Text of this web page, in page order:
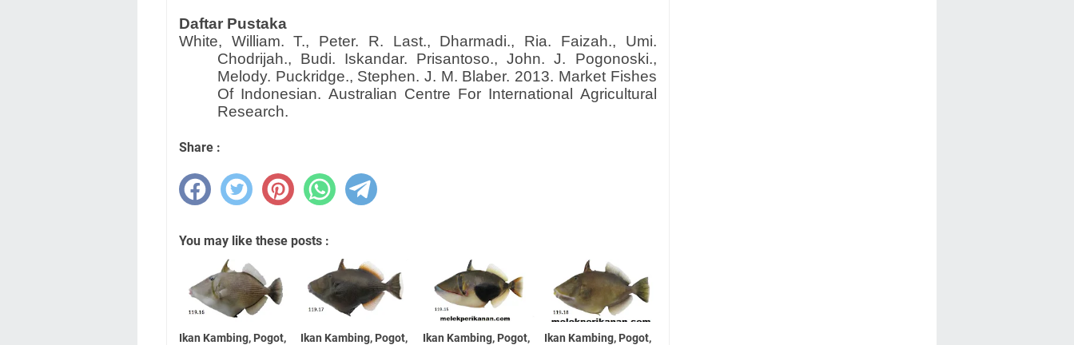
Daftar Pustaka
White, William. T., Peter. R. Last., Dharmadi., Ria. Faizah., Umi.
Chodrijah., Budi. Iskandar. Prisantoso., John. J. Pogonoski.,
Melody. Puckridge., Stephen. J. M. Blaber. 2013. Market Fishes
Of Indonesian. Australian Centre For International Agricultural
Research.
Share :
You may like these posts :
Ikan Kambing, Pogot,
Ikan Kambing, Pogot,
Ikan Kambing, Pogot,
Ikan Kambing, Pogot,